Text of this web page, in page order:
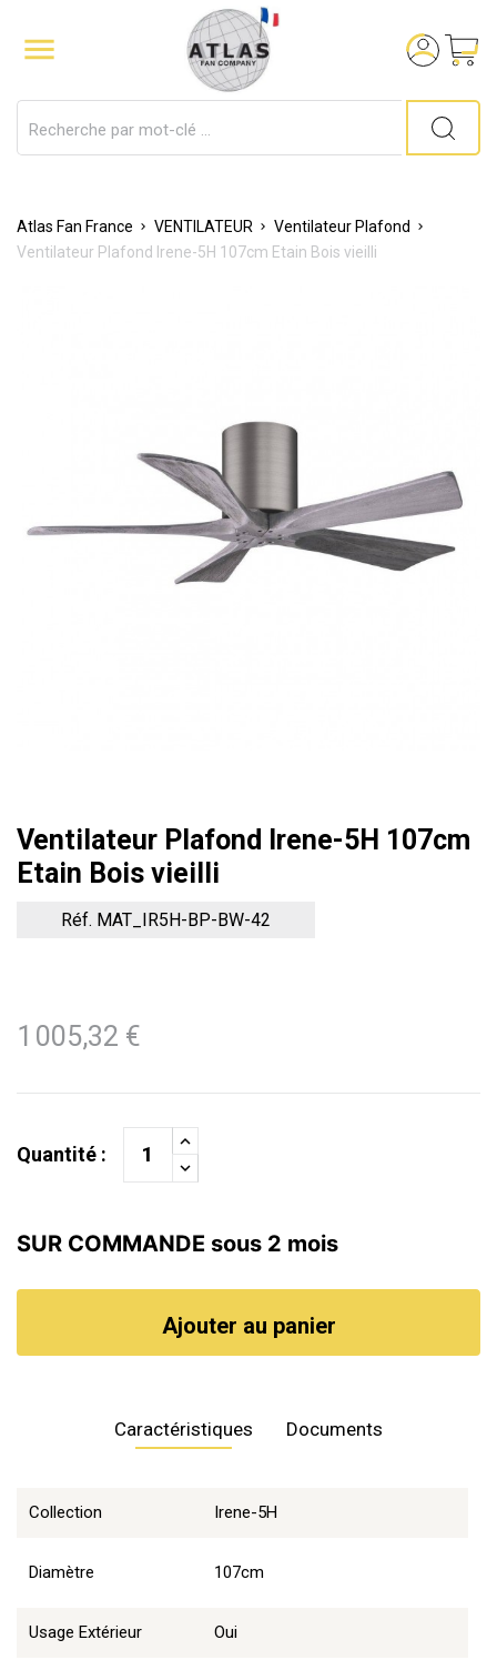

Atlas Fan France VENTILATEUR
Ventilateur Plafond
Ventilateur Plafond Irene-5H 107cm Etain Bois vieilli
Ventilateur Plafond Irene-5H 107cm
Etain Bois vieilli
Réf. MAT_IR5H-BP-BW-42
1 005,32 €
Quantité :
SUR COMMANDE sous 2 mois
Ajouter au panier
Caractéristiques
Collection Irene-5H
Diamètre 107cm
Usage Extérieur Oui
Documents